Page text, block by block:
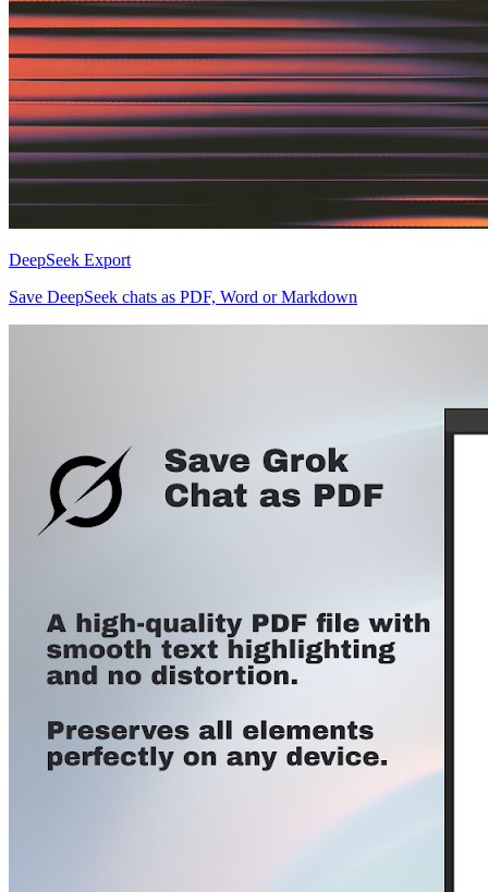
DeepSeek Export
Save DeepSeek chats as PDF, Word or Markdown